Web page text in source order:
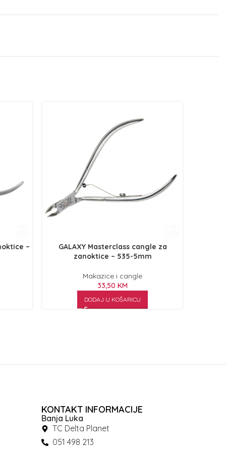
–
GALAXY Masterclass cangle za
zanoktice – 535-5mm
Makazice i cangle
33,50 KM
DODAJ U KOŠARICU
KONTAKT INFORMACIJE
Banja Luka
TC Delta Planet
051 498 213